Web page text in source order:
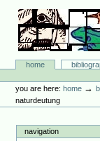
content.
navigation
Bibliographie-
Sectionshome
tools
you are here: home →
naturdeutung
navigation